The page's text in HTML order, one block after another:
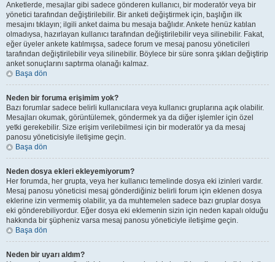
Anketlerde, mesajlar gibi sadece gönderen kullanıcı, bir moderatör veya bir
yönetici tarafından değiştirilebilir. Bir anketi değiştirmek için, başlığın ilk
mesajını tıklayın; ilgili anket daima bu mesaja bağlıdır. Ankete henüz katılan
olmadıysa, hazırlayan kullanıcı tarafından değiştirilebilir veya silinebilir. Fakat,
eğer üyeler ankete katılmışsa, sadece forum ve mesaj panosu yöneticileri
tarafından değiştirilebilir veya silinebilir. Böylece bir süre sonra şıkları değiştirip
anket sonuçlarını saptırma olanağı kalmaz.
Başa dön
Neden bir foruma erişimim yok?
Bazı forumlar sadece belirli kullanıcılara veya kullanıcı gruplarına açık olabilir.
Mesajları okumak, görüntülemek, göndermek ya da diğer işlemler için özel
yetki gerekebilir. Size erişim verilebilmesi için bir moderatör ya da mesaj
panosu yöneticisiyle iletişime geçin.
Başa dön
Neden dosya ekleri ekleyemiyorum?
Her forumda, her grupta, veya her kullanıcı temelinde dosya eki izinleri vardır.
Mesaj panosu yöneticisi mesaj gönderdiğiniz belirli forum için eklenen dosya
eklerine izin vermemiş olabilir, ya da muhtemelen sadece bazı gruplar dosya
eki gönderebiliyordur. Eğer dosya eki eklemenin sizin için neden kapalı olduğu
hakkında bir şüpheniz varsa mesaj panosu yöneticiyle iletişime geçin.
Başa dön
Neden bir uyarı aldım?